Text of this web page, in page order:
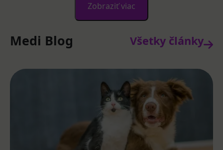
Zobraziť viac
Medi Blog Všetky články